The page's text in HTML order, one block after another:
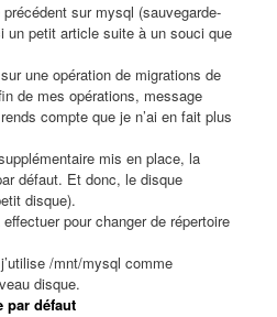
sur mysql (sauvegarde-
un petit article suite à un souci que
une opération de migrations de
de mes opérations, message
compte que je n’ai en fait plus
mis en place, la
défaut. Et donc, le disque
disque).
pour changer de répertoire
/mnt/mysql comme
disque.
par défaut